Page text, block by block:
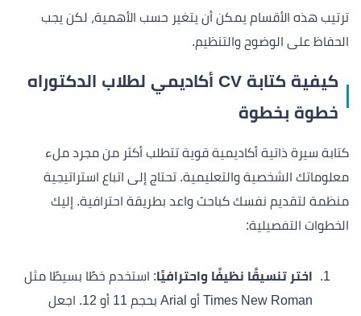
ترتيب هذه الأقسام يمكن أن يتغير حسب الأهمية، لكن يجب
الحفاظ على الوضوح والتنظيم.
كيفية كتابة CV أكاديمي لطلاب الدكتوراه
خطوة بخطوة
كتابة سيرة ذاتية أكاديمية قوية تتطلب أكثر من مجرد ملء
معلوماتك الشخصية والتعليمية. تحتاج إلى اتباع استراتيجية
منظمة لتقديم نفسك كباحث واعد بطريقة احترافية. إليك
الخطوات التفصيلية:
اختر تنسيقًا نظيفًا واحترافيًا: استخدم خطًا بسيطًا مثل
Times New Roman أو Arial بحجم 11 أو 12. اجعل